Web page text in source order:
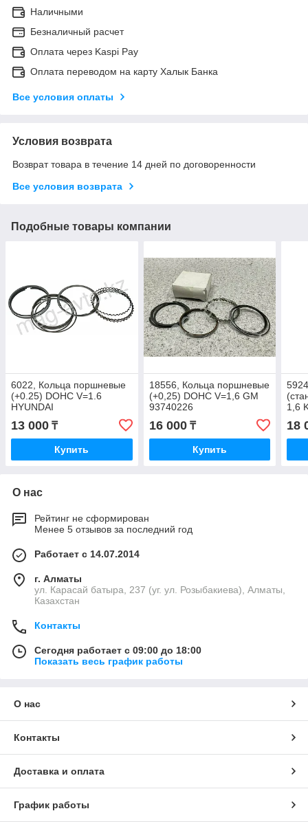
Наличными
Безналичный расчет
Оплата через Kaspi Pay
Оплата переводом на карту Халык Банка
Все условия оплаты
Условия возврата
Возврат товара в течение 14 дней по договоренности
Все условия возврата
Подобные товары компании
6022, Кольца поршневые
(+0.25) DOHC V=1.6
HYUNDAI
13 000 ₸
Купить
18556, Кольца поршневые
(+0,25) DOHC V=1,6 GM
93740226
16 000₸
Купить
1,6
18
О нас
Рейтинг не сформирован
Менее 5 отзывов за последний год
Работает с 14.07.2014
г. Алматы
ул. Карасай батыра, 237 (уг. ул. Розыбакиева), Алматы,
Казахстан
Контакты
Сегодня работает с 09:00 до 18:00
Показать весь график работы
О нас
Контакты
Доставка и оплата
График работы